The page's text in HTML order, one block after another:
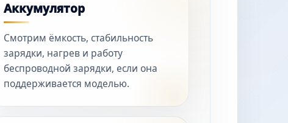
Аккумулятор
Смотрим ёмкость, стабильность
зарядки, нагрев и работу
беспроводной зарядки, если она
поддерживается моделью.